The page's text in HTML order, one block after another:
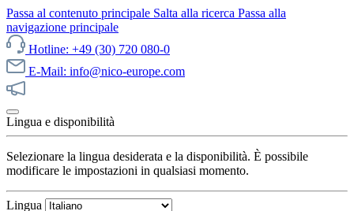
Passa al contenuto principale Salta alla ricerca Passa alla
navigazione principale
Hotline: +49 (30) 720 080-0
E-Mail: info@nico-europe.com
Lingua e disponibilità
Selezionare la lingua desiderata e la disponibilità. È possibile
modificare le impostazioni in qualsiasi momento.
Lingua